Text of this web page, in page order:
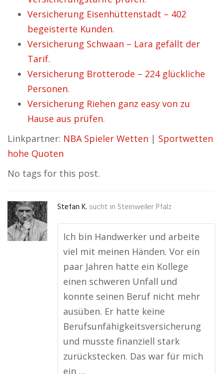
Versicherung Eisenhüttenstadt – 402
begeisterte Kunden.
Versicherung Schwaan – Lara gefällt der
Tarif.
Versicherung Brotterode – 224 glückliche
Personen.
Versicherung Riehen ganz easy von zu
Hause aus prüfen.
Linkpartner: NBA Spieler Wetten | Sportwetten
hohe Quoten
No tags for this post.
Stefan K. sucht in Steinweiler Pfalz
Ich bin Handwerker und arbeite
viel mit meinen Händen. Vor ein
paar Jahren hatte ein Kollege
einen schweren Unfall und
konnte seinen Beruf nicht mehr
ausüben. Er hatte keine
Berufsunfähigkeitsversicherung
und musste finanziell stark
zurückstecken. Das war für mich
ein …